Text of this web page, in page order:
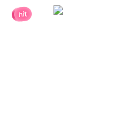
hit